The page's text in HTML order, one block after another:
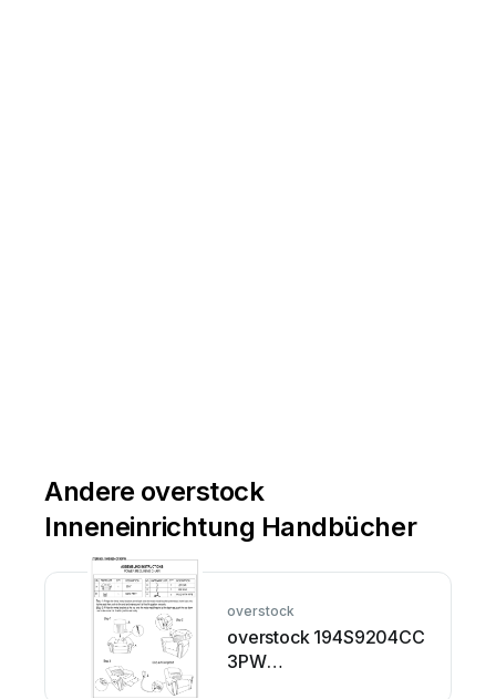
Andere overstock
Inneneinrichtung Handbücher
overstock
overstock 194S9204CC
3PW